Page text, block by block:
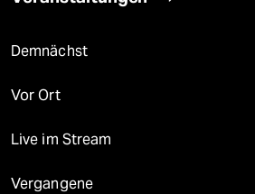
Demnächst
Vor Ort
Live im Stream
Vergangene